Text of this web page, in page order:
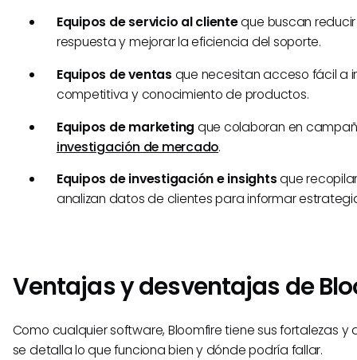
Equipos de servicio al clienteque buscan
respuesta y mejorar la eficiencia del soporte.
Equipos de ventas que necesitan acceso fácil a
competitiva y conocimiento de productos.
Equipos de marketing que colaboran en
investigación de mercado.
Equipos de investigación e insightsque
analizan datos de clientes para informar
Ventajas y desventajas de
Como cualquier software, Bloomfire tiene sus fortalezas y
se detalla lo que funciona bien y dónde podría fallar.